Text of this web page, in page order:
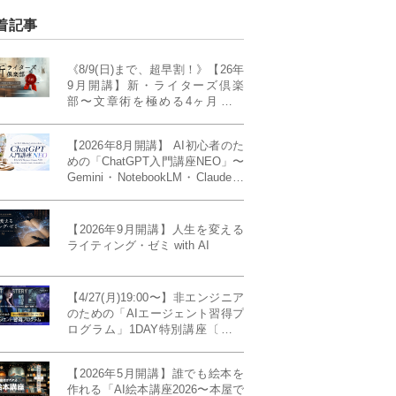
記事
《8/9(日)まで、超早割！》【26年
9月開講】新・ライターズ倶楽
部〜文章術を極める4ヶ月講義
【2026年8月開講】 AI初心者のた
めの「ChatGPT入門講座NEO」〜
Gemini・NotebookLM・Claudeま
座〕
【2026年9月開講】人生を変える
ライティング・ゼミ with AI
【4/27(月)19:00〜】非エンジニア
のための「AIエージェント習得プ
ログラム」1DAY特別講座〔パワ
【2026年5月開講】誰でも絵本を
作れる「AI絵本講座2026〜本屋で